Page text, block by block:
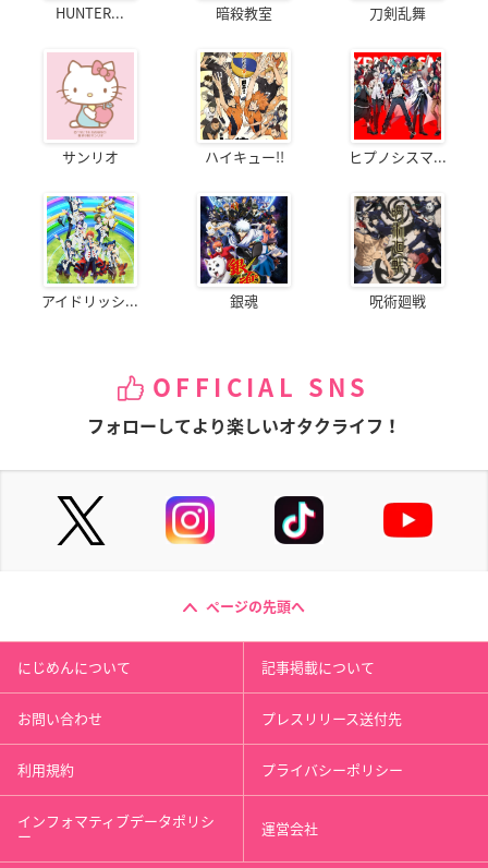
HUNTER... 暗殺教室 刀剣乱舞
サンリオ ハイキュー!! ヒプノシスマ...
アイドリッシ... 銀魂 呪術廻戦
OFFICIAL SNS
フォローしてより楽しいオタクライフ！
ページの先頭へ
にじめんについて 記事掲載について
お問い合わせ プレスリリース送付先
利用規約 プライバシーポリシー
インフォマティブデータポリシ
ー 運営会社